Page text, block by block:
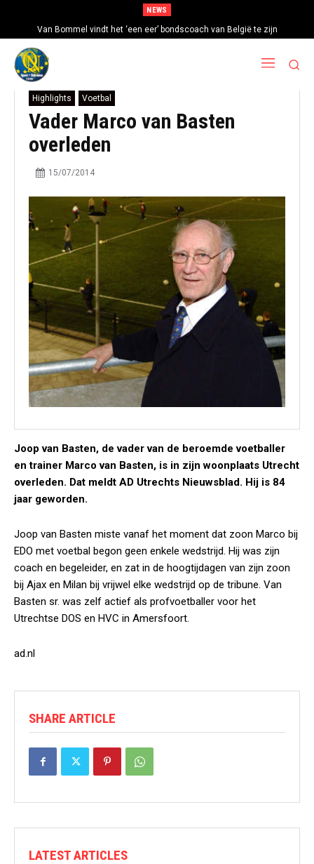
NEWS
Van Bommel vindt het ‘een eer’ bondscoach van België te zijn
Highlights Voetbal
Vader Marco van Basten
overleden
15/07/2014
Joop van Basten, de vader van de beroemde voetballer
en trainer Marco van Basten, is in zijn woonplaats Utrecht
overleden. Dat meldt AD Utrechts Nieuwsblad. Hij is 84
jaar geworden.
Joop van Basten miste vanaf het moment dat zoon Marco bij
EDO met voetbal begon geen enkele wedstrijd. Hij was zijn
coach en begeleider, en zat in de hoogtijdagen van zijn zoon
bij Ajax en Milan bij vrijwel elke wedstrijd op de tribune. Van
Basten sr. was zelf actief als profvoetballer voor het
Utrechtse DOS en HVC in Amersfoort.
ad.nl
SHARE ARTICLE
LATEST ARTICLES